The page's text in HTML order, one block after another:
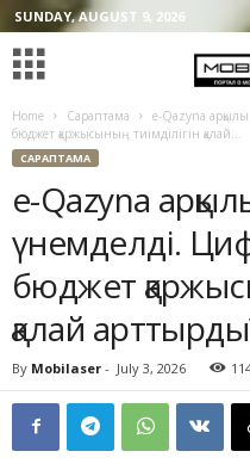
SUNDAY, AUGUST 9, 2026
Home Сараптама
e-Qazyna
бюджет қаржысының тиімділігін қалай...
САРАПТАМА
e-Qazyna
үнемделді.
бюджет
қалай
By Mobilaser - July 3, 2026